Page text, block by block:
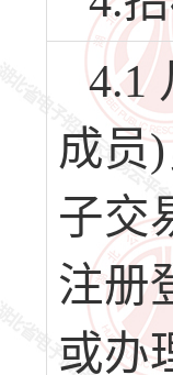
4.1
成员
子交
注册
或办